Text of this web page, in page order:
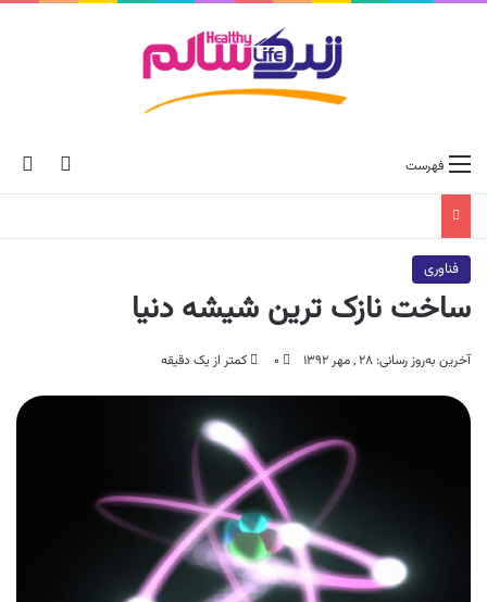
skin فهرست
فناوری
ساخت نازک ترین شیشه دنیا
آخرین به‌روز رسانی: ۲۸ , مهر ۱۳۹۲ ۰ کمتر از یک دقیقه